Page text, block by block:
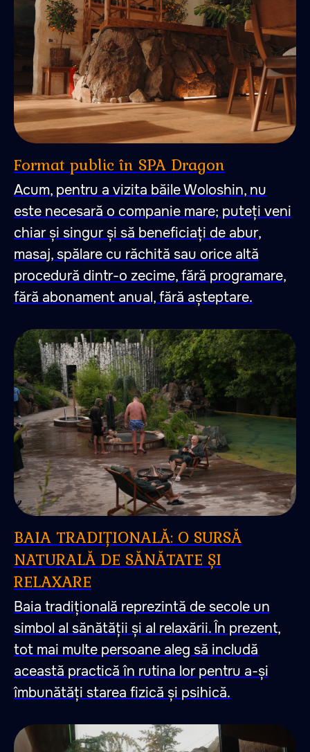
Format public în SPA Dragon
Acum, pentru a vizita băile Woloshin, nu
este necesară o companie mare; puteți veni
chiar și singur și să beneficiați de abur,
masaj, spălare cu răchită sau orice altă
procedură dintr-o zecime, fără programare,
fără abonament anual, fără așteptare.
BAIA TRADIȚIONALĂ: O SURSĂ
NATURALĂ DE SĂNĂTATE ȘI
RELAXARE
Baia tradițională reprezintă de secole un
simbol al sănătății și al relaxării. În prezent,
tot mai multe persoane aleg să includă
această practică în rutina lor pentru a-și
îmbunătăți starea fizică și psihică.